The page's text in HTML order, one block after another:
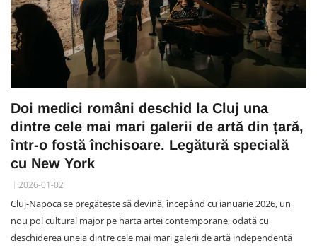
Doi medici români deschid la Cluj una
dintre cele mai mari galerii de artă din țară,
într-o fostă închisoare. Legătură specială
cu New York
2026-01-02
Cluj-Napoca se pregătește să devină, începând cu ianuarie 2026, un
nou pol cultural major pe harta artei contemporane, odată cu
deschiderea uneia dintre cele mai mari galerii de artă independentă